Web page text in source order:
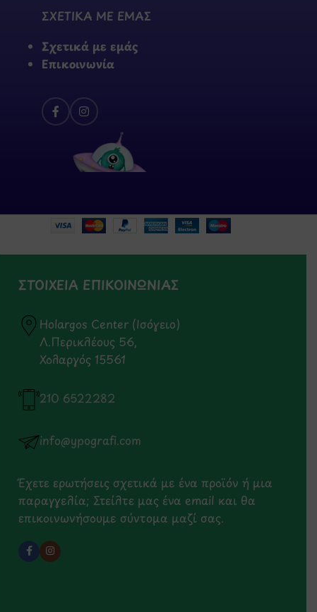
ΣΧΕΤΙΚΑ ΜΕ ΕΜΑΣ
Σχετικά με εμάς
Επικοινωνία
ΣΤΟΙΧΕΙΑ ΕΠΙΚΟΙΝΩΝΙΑΣ
Holargos Center (Ισόγειο)
Λ.Περικλέους 56,
Χολαργός 15561
210 6522282
info@ypografi.com
Έχετε ερωτήσεις σχετικά με ένα προϊόν ή μια
παραγγελία; Στείλτε μας ένα email και θα
επικοινωνήσουμε σύντομα μαζί σας.